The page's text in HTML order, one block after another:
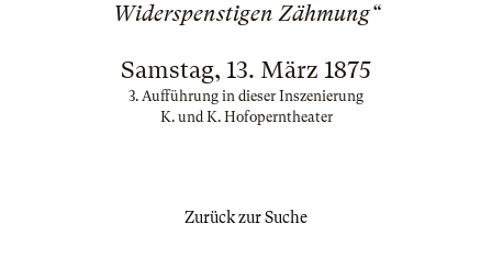
Widerspenstigen Zähmung“
Samstag, 13. März 1875
3. Aufführung in dieser Inszenierung
K. und K. Hofoperntheater
Zurück zur Suche